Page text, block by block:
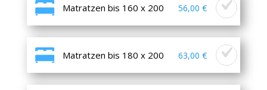
Matratzen bis 160 x 200 56,00 €
Matratzen bis 180 x 200 63,00 €